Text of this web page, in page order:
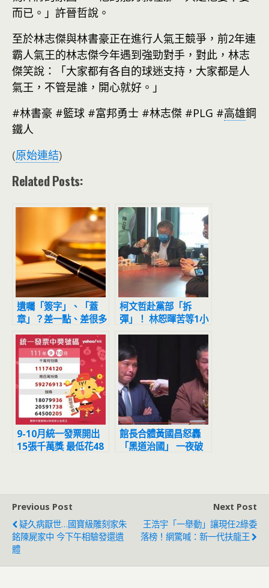
而已。」許晉哲說。
至於林志傑與林書豪正在進行人氣王競爭，前2年連
霸人氣王的林志傑今年遇到強勁對手，對此，林志
傑笑說：「大家都有各自的球迷支持，大家都是人
氣王，不管是誰，開心就好。」
#林書豪 #籃球 #富邦勇士 #林志傑 #PLG #高雄鋼
鐵人
(原始連結)
Related Posts:
遺囑「簽字」、「蓋
章」？差一點、差很多
柯文哲赴黨部「拆
彈」！ 林恕暉苦等1小
時慘吃閉門羹
9-10月統一發票開出
15張千萬獎 最低花48
館長合體黃國昌怒轟
「黑道治國」 一夜破
Previous Post
疑久病厭世…國寶級雕刻家朱
銘陳屍家中 今下午相驗發還遺
體
Next Post
王浩宇「一舉動」讓現任2綠委
落榜！網驚喊：新一代扶龍王